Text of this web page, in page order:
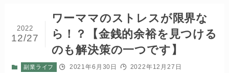
ワーママのストレスが限界な
ら！？【金銭的余裕を見つける
のも解決策の一つです】
2022
12/27
副業ライフ 2021年6月30日 2022年12月27日